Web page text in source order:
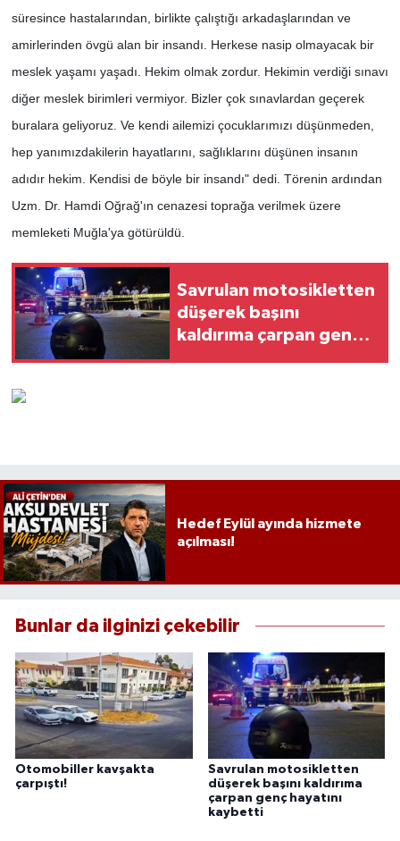
süresince hastalarından, birlikte çalıştığı arkadaşlarından ve
amirlerinden övgü alan bir insandı. Herkese nasip olmayacak bir
meslek yaşamı yaşadı. Hekim olmak zordur. Hekimin verdiği sınavı
diğer meslek birimleri vermiyor. Bizler çok sınavlardan geçerek
buralara geliyoruz. Ve kendi ailemizi çocuklarımızı düşünmeden,
hep yanımızdakilerin hayatlarını, sağlıklarını düşünen insanın
adıdır hekim. Kendisi de böyle bir insandı" dedi. Törenin ardından
Uzm. Dr. Hamdi Oğrağ'ın cenazesi toprağa verilmek üzere
memleketi Muğla'ya götürüldü.
Savrulan motosikletten
düşerek başını
kaldırıma çarpan genç
Hedef Eylül ayında hizmete
açılması!
Bunlar da ilginizi çekebilir
Otomobiller kavşakta
çarpıştı!
Savrulan motosikletten
düşerek başını kaldırıma
çarpan genç hayatını
kaybetti